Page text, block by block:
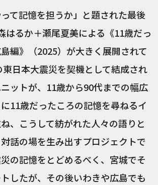
って記憶を担うか」と題された最後
はるか＋瀬尾夏美による《11歳だっ
編》（2025）が大きく展開されて
日本大震災を契機として結成され
ットが、11歳から90代までの幅広
11歳だったころの記憶を尋ねるイ
、こうして紡がれた人々の語りと
話の場を生み出すプロジェクトで
の記憶をとどめるべく、宮城でそ
したが、その後いわきや広島でも